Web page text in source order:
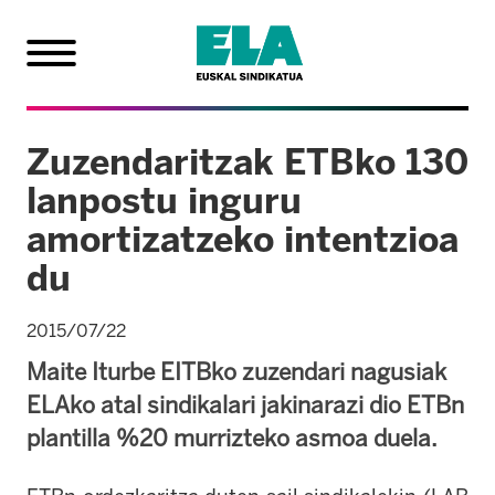
Zuzendaritzak ETBko 130
lanpostu inguru
amortizatzeko intentzioa
du
2015/07/22
Maite Iturbe EITBko zuzendari nagusiak
ELAko atal sindikalari jakinarazi dio ETBn
plantilla %20 murrizteko asmoa duela.